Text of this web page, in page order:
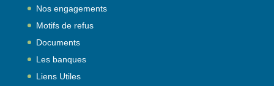
Nos engagements
Motifs de refus
Documents
Les banques
Liens Utiles